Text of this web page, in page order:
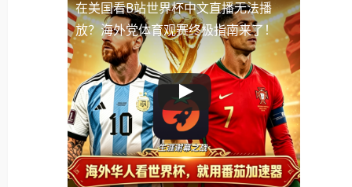
在美国看B站世界杯中文直播无法播
放？海外党体育观赛终极指南来了！